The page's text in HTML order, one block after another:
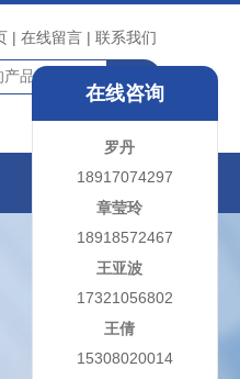
| 在线留言 | 联系我们
联系我们
在线咨询
罗丹
18917074297
章莹玲
18918572467
王亚波
17321056802
王倩
15308020014